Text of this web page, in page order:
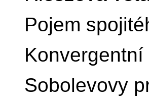
Pojem
Sobolevovy